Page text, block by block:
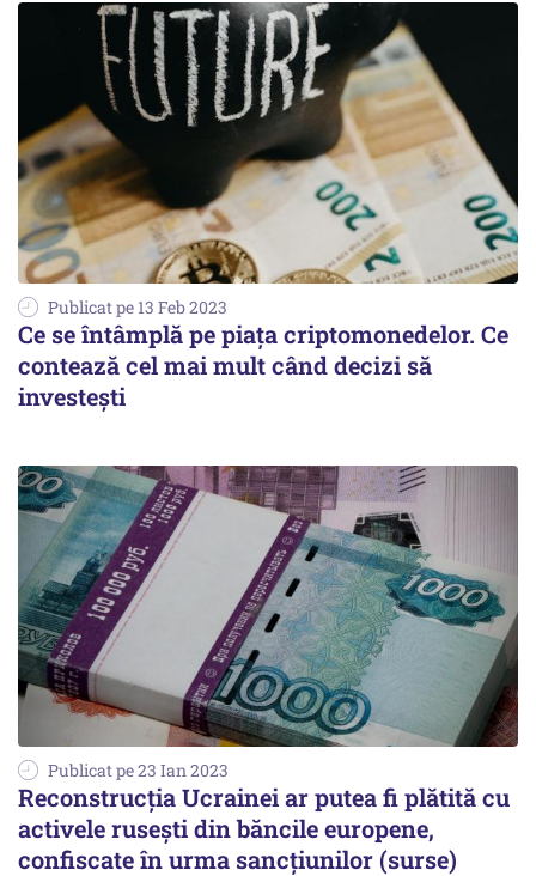
Publicat pe 13 Feb 2023
Ce se întâmplă pe piața criptomonedelor. Ce
contează cel mai mult când decizi să
investești
Publicat pe 23 Ian 2023
Reconstrucția Ucrainei ar putea fi plătită cu
activele rusești din băncile europene,
confiscate în urma sancțiunilor (surse)